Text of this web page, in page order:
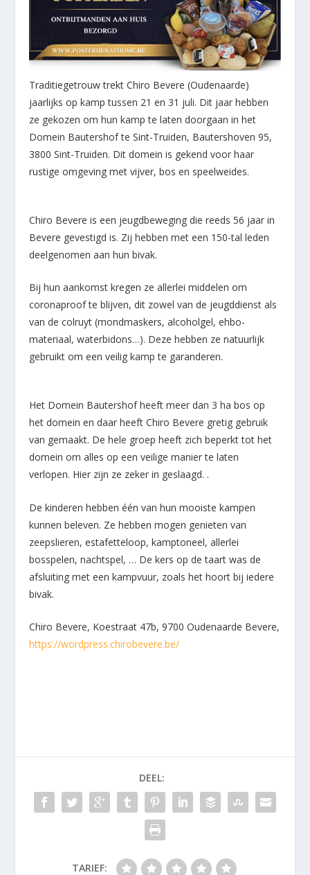
Traditiegetrouw trekt Chiro Bevere (Oudenaarde)
jaarlijks op kamp tussen 21 en 31 juli. Dit jaar hebben
ze gekozen om hun kamp te laten doorgaan in het
Domein Bautershof te Sint-Truiden, Bautershoven 95,
3800 Sint-Truiden. Dit domein is gekend voor haar
rustige omgeving met vijver, bos en speelweides.
Chiro Bevere is een jeugdbeweging die reeds 56 jaar in
Bevere gevestigd is. Zij hebben met een 150-tal leden
deelgenomen aan hun bivak.
Bij hun aankomst kregen ze allerlei middelen om
coronaproof te blijven, dit zowel van de jeugddienst als
van de colruyt (mondmaskers, alcoholgel, ehbo-
materiaal, waterbidons…). Deze hebben ze natuurlijk
gebruikt om een veilig kamp te garanderen.
Het Domein Bautershof heeft meer dan 3 ha bos op
het domein en daar heeft Chiro Bevere gretig gebruik
van gemaakt. De hele groep heeft zich beperkt tot het
domein om alles op een veilige manier te laten
verlopen. Hier zijn ze zeker in geslaagd. .
De kinderen hebben één van hun mooiste kampen
kunnen beleven. Ze hebben mogen genieten van
zeepslieren, estafetteloop, kamptoneel, allerlei
bosspelen, nachtspel, … De kers op de taart was de
afsluiting met een kampvuur, zoals het hoort bij iedere
bivak.
Chiro Bevere, Koestraat 47b, 9700 Oudenaarde Bevere,
https://wordpress.chirobevere.be/
DEEL:
TARIEF: